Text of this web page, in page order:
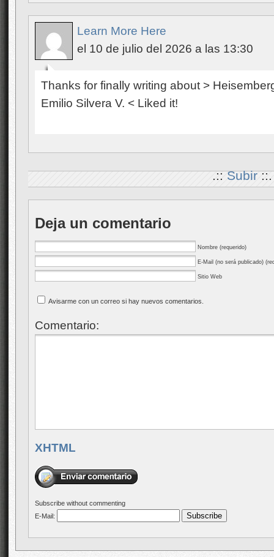
Learn More Here
el 10 de julio del 2026 a las 13:30
Thanks for finally writing about >
Emilio Silvera V. < Liked it!
.::Subir::.
Deja un comentario
Nombre (requerido)
E-Mail (no será publicado)
Sitio Web
Avisarme con un correo si hay nuevos comentarios.
Comentario:
XHTML
Subscribe without commenting
E-Mail: